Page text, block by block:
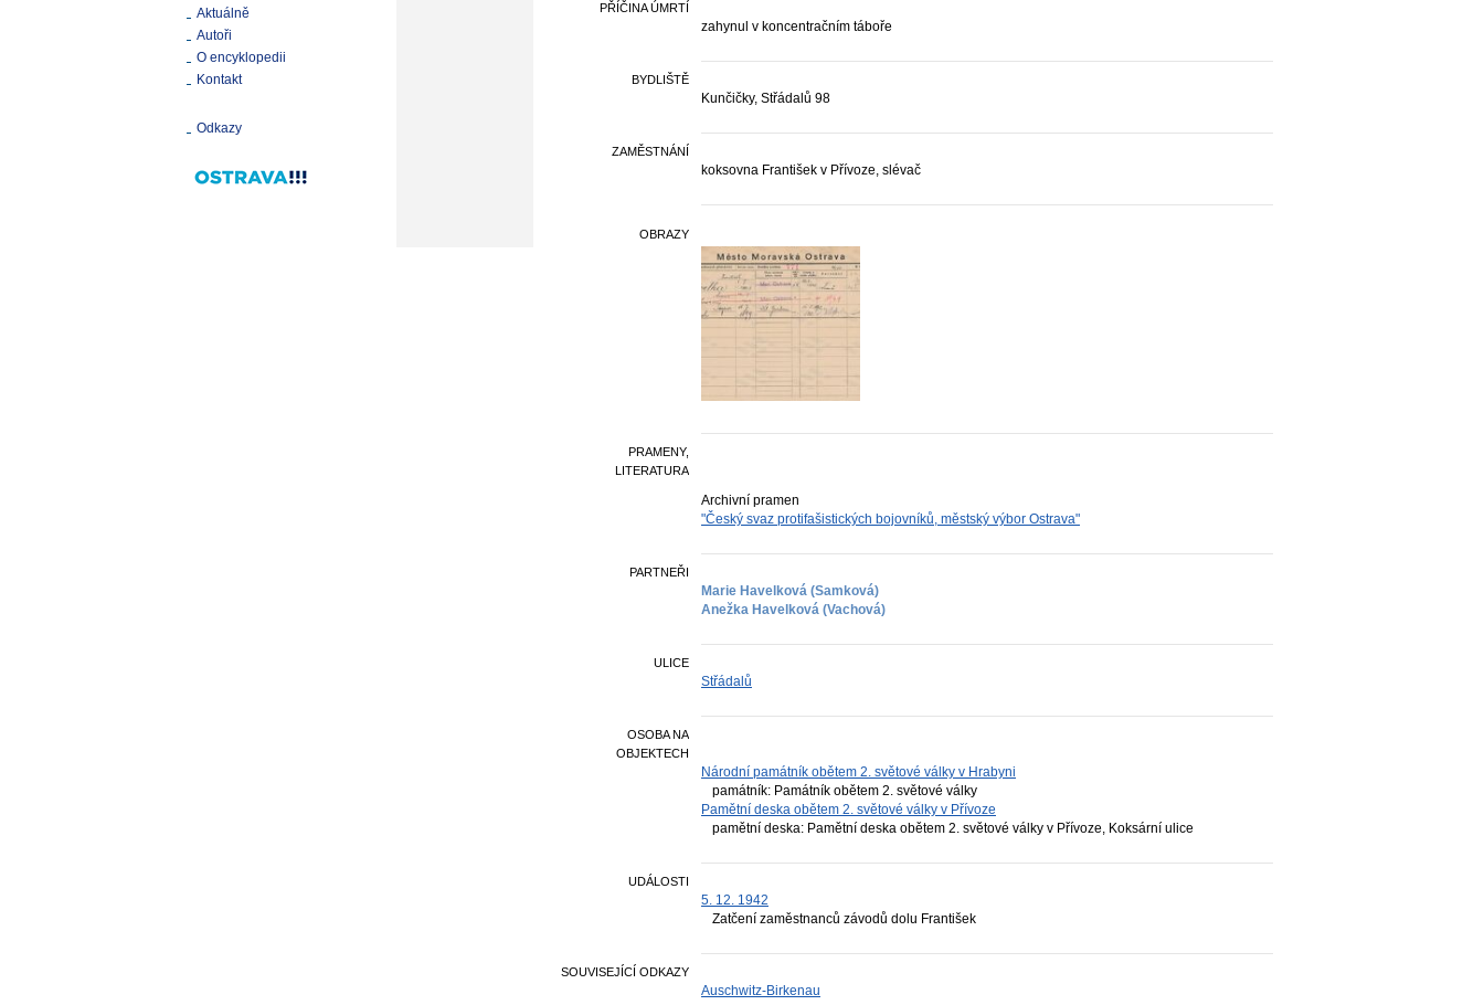
Aktuálně
Autoři
O encyklopedii
Kontakt
Odkazy
PŘÍČINA ÚMRTÍ
zahynul v koncentračním táboře
BYDLIŠTĚ
Kunčičky, Střádalů 98
ZAMĚSTNÁNÍ
koksovna František v Přívoze, slévač
OBRAZY
PRAMENY,
LITERATURA
Archivní pramen
"Český svaz protifašistických bojovníků, městský výbor Ostrava"
PARTNEŘI
Marie Havelková (Samková)
Anežka Havelková (Vachová)
ULICE
Střádalů
OSOBA NA
OBJEKTECH
Národní památník obětem 2. světové války v Hrabyni
památník: Památník obětem 2. světové války
Pamětní deska obětem 2. světové války v Přívoze
pamětní deska: Pamětní deska obětem 2. světové války v Přívoze, Koksární ulice
UDÁLOSTI
5. 12. 1942
Zatčení zaměstnanců závodů dolu František
SOUVISEJÍCÍ ODKAZY
Auschwitz-Birkenau